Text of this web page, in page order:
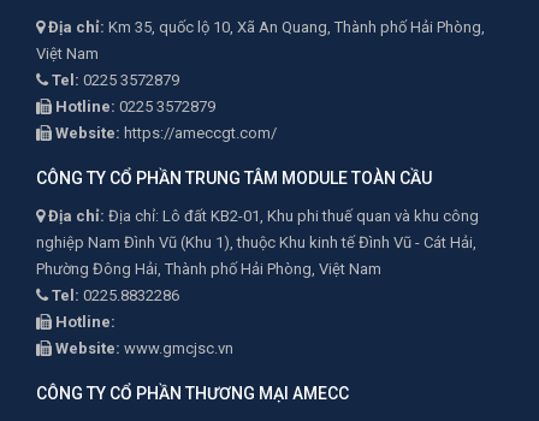
Địa chỉ: Km 35, quốc lộ 10, Xã An Quang, Thành phố Hải Phòng,
Việt Nam
Tel: 0225 3572879
Hotline: 0225 3572879
Website: https://ameccgt.com/
CÔNG TY CỔ PHẦN TRUNG TÂM MODULE TOÀN CẦU
Địa chỉ: Địa chỉ: Lô đất KB2-01, Khu phi thuế quan và khu công
nghiệp Nam Đình Vũ (Khu 1), thuộc Khu kinh tế Đình Vũ - Cát Hải,
Phường Đông Hải, Thành phố Hải Phòng, Việt Nam
Tel: 0225.8832286
Hotline:
Website: www.gmcjsc.vn
CÔNG TY CỔ PHẦN THƯƠNG MẠI AMECC